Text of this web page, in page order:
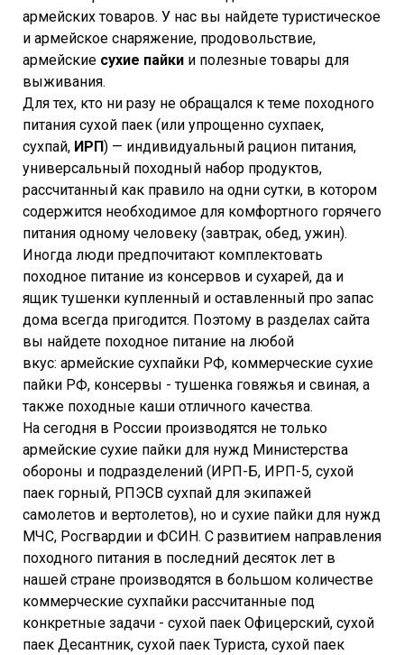
армейских товаров. У нас вы найдете туристическое
и армейское снаряжение, продовольствие,
армейские сухие пайки и полезные товары для
выживания.
Для тех, кто ни разу не обращался к теме походного
питания сухой паек (или упрощенно сухпаек,
сухпай, ИРП) — индивидуальный рацион питания,
универсальный походный набор продуктов,
рассчитанный как правило на одни сутки, в котором
содержится необходимое для комфортного горячего
питания одному человеку (завтрак, обед, ужин).
Иногда люди предпочитают комплектовать
походное питание из консервов и сухарей, да и
ящик тушенки купленный и оставленный про запас
дома всегда пригодится. Поэтому в разделах сайта
вы найдете походное питание на любой
вкус: армейские сухпайки РФ, коммерческие сухие
пайки РФ, консервы - тушенка говяжья и свиная, а
также походные каши отличного качества.
На сегодня в России производятся не только
армейские сухие пайки для нужд Министерства
обороны и подразделений (ИРП-Б, ИРП-5, сухой
паек горный, РПЭСВ сухпай для экипажей
самолетов и вертолетов), но и сухие пайки для нужд
МЧС, Росгвардии и ФСИН. С развитием направления
походного питания в последний десяток лет в
нашей стране производятся в большом количестве
коммерческие сухпайки рассчитанные под
конкретные задачи - сухой паек Офицерский, сухой
паек Десантник, сухой паек Туриста, сухой паек